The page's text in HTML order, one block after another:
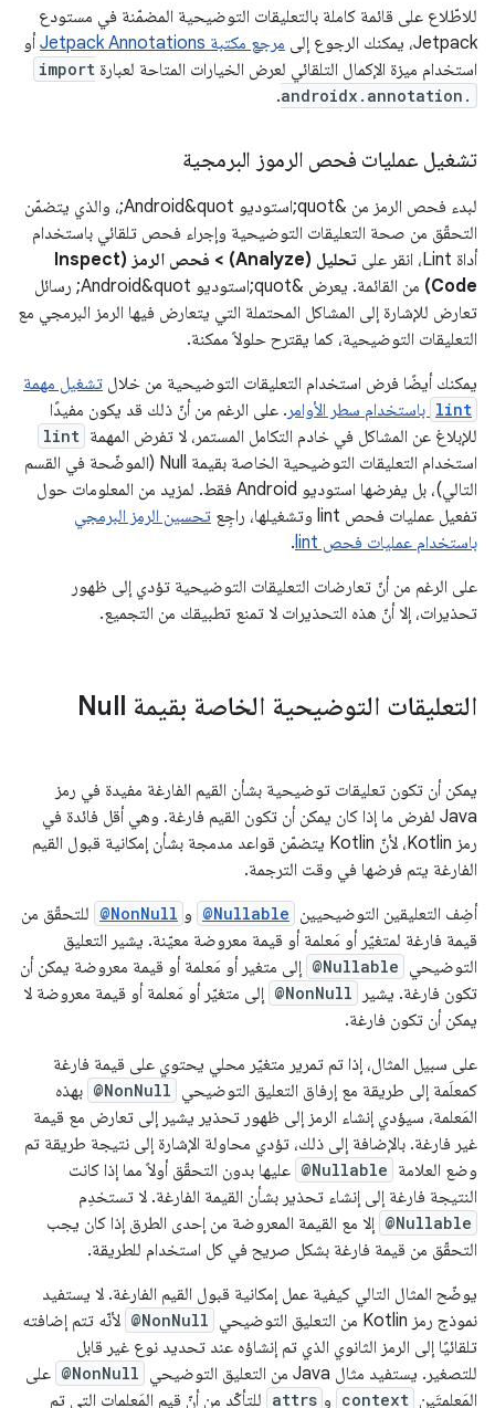
للاطّلاع على قائمة كاملة بالتعليقات التوضيحية المضمّنة في مستودع
Jetpack، يمكنك الرجوع إلى
مرجع مكتبة Jetpack Annotations
أو
استخدام ميزة الإكمال التلقائي لعرض الخيارات المتاحة لعبارة import
androidx.annotation.
.
تشغيل عمليات فحص الرموز البرمجية
لبدء فحص الرمز من &quot;استوديو Android&quot;، والذي يتضمّن
التحقّق من صحة التعليقات التوضيحية وإجراء فحص تلقائي باستخدام
أداة Lint، انقر على
تحليل (Analyze)
> فحص الرمز (Inspect
Code)
من القائمة. يعرض &quot;استوديو Android&quot; رسائل
تعارض للإشارة إلى المشاكل المحتملة التي يتعارض فيها الرمز البرمجي مع
التعليقات التوضيحية، كما يقترح حلولاً ممكنة.
يمكنك أيضًا فرض استخدام التعليقات التوضيحية من خلال تشغيل مهمة
lint باستخدام سطر الأوامر . على الرغم من أنّ ذلك قد يكون مفيدًا
للإبلاغ عن المشاكل في خادم التكامل المستمر، لا تفرض المهمة lint
استخدام التعليقات التوضيحية الخاصة بقيمة Null (الموضّحة في القسم
التالي)، بل يفرضها استوديو Android فقط. لمزيد من المعلومات حول
تفعيل عمليات فحص lint وتشغيلها، راجِع
تحسين الرمز البرمجي
باستخدام عمليات فحص lint
.
على الرغم من أنّ تعارضات التعليقات التوضيحية تؤدي إلى ظهور
تحذيرات، إلا أنّ هذه التحذيرات لا تمنع تطبيقك من التجميع.
التعليقات التوضيحية الخاصة بقيمة Null
يمكن أن تكون تعليقات توضيحية بشأن القيم الفارغة مفيدة في رمز
Java لفرض ما إذا كان يمكن أن تكون القيم فارغة. وهي أقل فائدة في
رمز Kotlin، لأنّ Kotlin يتضمّن قواعد مدمجة بشأن إمكانية قبول القيم
الفارغة يتم فرضها في وقت الترجمة.
أضِف التعليقين التوضيحيين @Nullable و @NonNull للتحقّق من
قيمة فارغة لمتغيّر أو مَعلمة أو قيمة معروضة معيّنة. يشير التعليق
التوضيحي @Nullable إلى متغير أو مَعلمة أو قيمة معروضة يمكن أن
تكون فارغة. يشير
@NonNull إلى متغيّر أو مَعلمة أو قيمة معروضة لا
يمكن أن تكون فارغة.
على سبيل المثال، إذا تم تمرير متغيّر محلي يحتوي على قيمة فارغة
كمعلَمة إلى طريقة مع إرفاق التعليق التوضيحي @NonNull بهذه
المَعلمة، سيؤدي إنشاء الرمز إلى ظهور تحذير يشير إلى تعارض مع قيمة
غير فارغة. بالإضافة إلى ذلك، تؤدي محاولة الإشارة إلى نتيجة طريقة تم
وضع العلامة @Nullable عليها بدون التحقّق أولاً مما إذا كانت
النتيجة فارغة إلى إنشاء تحذير بشأن القيمة الفارغة. لا تستخدِم
@Nullable إلا مع القيمة المعروضة من إحدى الطرق إذا كان يجب
التحقّق من قيمة فارغة بشكل صريح في كل استخدام للطريقة.
يوضّح المثال التالي كيفية عمل إمكانية قبول القيم الفارغة. لا يستفيد
نموذج رمز Kotlin من التعليق التوضيحي
@NonNull لأنّه تتم إضافته
تلقائيًا إلى الرمز الثانوي الذي تم إنشاؤه عند تحديد نوع غير قابل
للتصغير. يستفيد مثال Java من التعليق التوضيحي
@NonNull على
المَعلمتَين context و attrs للتأكّد من أنّ قيم المَعلمات التي تم